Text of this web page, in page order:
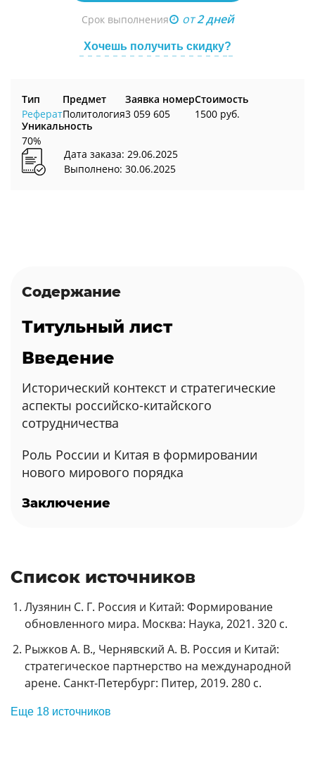
Срок выполнения от2 дней
Хочешь получить скидку?
Тип
Реферат
Предмет
Политология
Заявка номер
3 059 605
Стоимость
1500 руб.
Уникальность
70%
Дата заказа: 29.06.2025
Выполнено: 30.06.2025
Содержание
Титульный лист
Введение
Исторический контекст и стратегические
аспекты российско-китайского
сотрудничества
Роль России и Китая в формировании
нового мирового порядка
Заключение
Список источников
Лузянин С. Г. Россия и Китай: Формирование
обновленного мира. Москва: Наука, 2021. 320 с.
Рыжков А. В., Чернявский А. В. Россия и Китай:
стратегическое партнерство на международной
арене. Санкт-Петербург: Питер, 2019. 280 с.
Еще 18 источников